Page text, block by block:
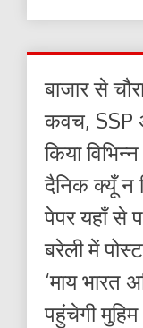
बाजार से
कवच, SSP
किया
दैनिक क्यूँ
पेपर यहाँ से
बरेली में
‘माय भारत
पहुंचेगी मुहिम